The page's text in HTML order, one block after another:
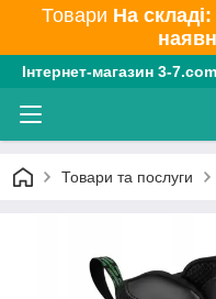
Товари На складі:
Інтернет-магазин 3-
Товари та послуги